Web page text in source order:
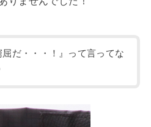
屈だ・・・！』って言ってな